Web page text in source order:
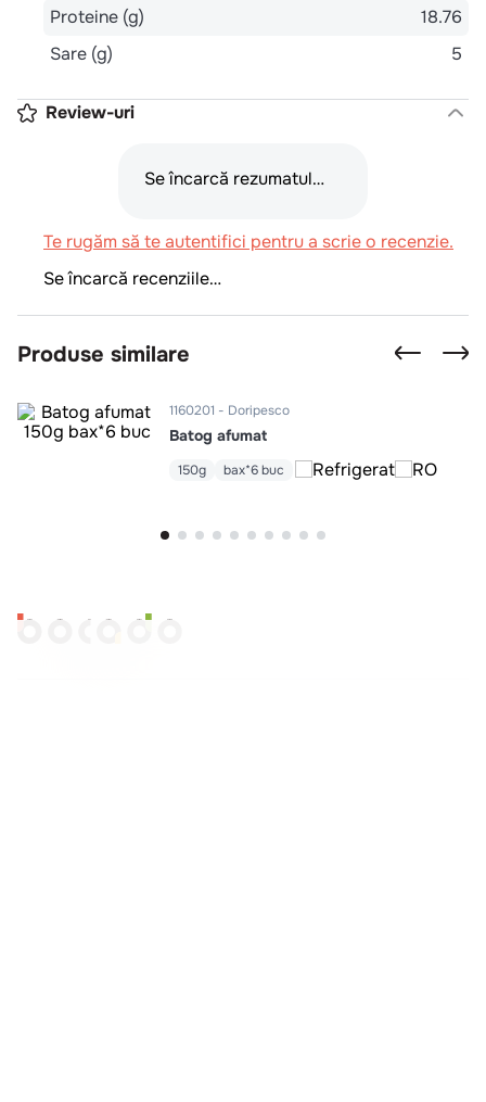
Proteine (g)
18.76
Sare (g)
5
Review-uri
Se încarcă rezumatul…
Te rugăm să te autentifici pentru a scrie o recenzie.
Se încarcă recenziile…
Produse similare
1160201 Doripesco
Batog afumat
150g bax*6 buc